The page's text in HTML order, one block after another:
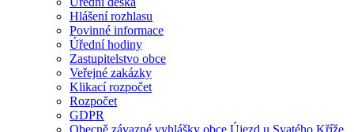
Hlášení rozhlasu
Povinné informace
Úřední hodiny
Zastupitelstvo obce
Veřejné zakázky
Klikací rozpočet
Rozpočet
GDPR
Obecně závazné vyhlášky obce Újezd u Svatého Kříže